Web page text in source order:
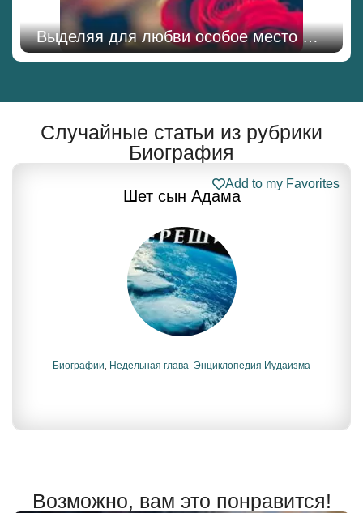
Выделяя для любви особое место …
Случайные статьи из рубрики
Биография
Шет сын Адама
Add to my Favorites
Биографии Недельная глава Энциклопедия Иудаизма
Возможно, вам это понравится!